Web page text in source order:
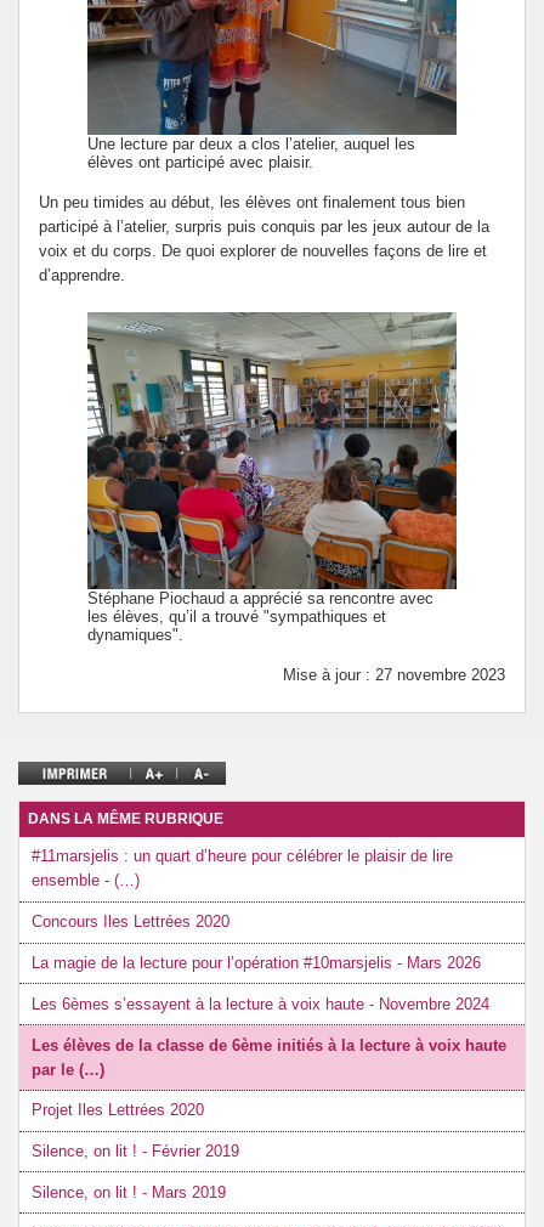
Une lecture par deux a clos l’atelier, auquel les
élèves ont participé avec plaisir.
Un peu timides au début, les élèves ont finalement tous bien
participé à l’atelier, surpris puis conquis par les jeux autour de la
voix et du corps. De quoi explorer de nouvelles façons de lire et
d’apprendre.
Stéphane Piochaud a apprécié sa rencontre avec
les élèves, qu’il a trouvé "sympathiques et
dynamiques".
Mise à jour : 27 novembre 2023
DANS LA MÊME RUBRIQUE
#11marsjelis : un quart d’heure pour célébrer le plaisir de lire
ensemble - (…)
Concours Iles Lettrées 2020
La magie de la lecture pour l’opération #10marsjelis - Mars 2026
Les 6èmes s’essayent à la lecture à voix haute - Novembre 2024
Les élèves de la classe de 6ème initiés à la lecture à voix haute
par le (…)
Projet Iles Lettrées 2020
Silence, on lit ! - Février 2019
Silence, on lit ! - Mars 2019